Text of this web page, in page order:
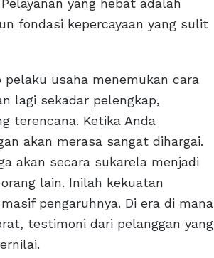
yang hebat adalah
fondasi kepercayaan yang sulit
usaha menemukan cara
lagi sekadar pelengkap,
terencana. Ketika Anda
akan merasa sangat dihargai.
akan secara sukarela menjadi
lain. Inilah kekuatan
pengaruhnya. Di era di mana
testimoni dari pelanggan yang